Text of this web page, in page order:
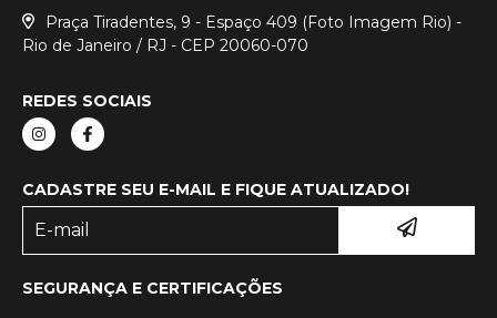
Praça Tiradentes, 9 - Espaço 409 (Foto Imagem Rio) -
Rio de Janeiro / RJ - CEP 20060-070
REDES SOCIAIS
CADASTRE SEU E-MAIL E FIQUE ATUALIZADO!
SEGURANÇA E CERTIFICAÇÕES